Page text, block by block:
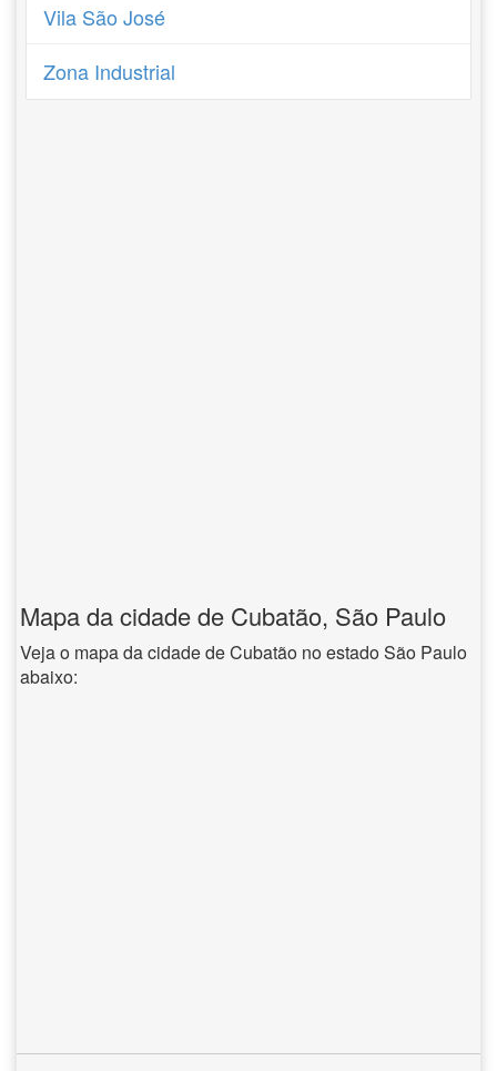
Vila São José
Zona Industrial
Mapa da cidade de Cubatão, São Paulo
Veja o mapa da cidade de Cubatão no estado São Paulo
abaixo: